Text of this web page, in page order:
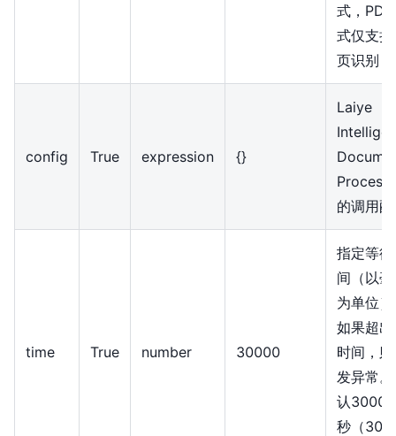
式，PDF
式仅支
页识别
config True expression {}
Laiye
的调用
time True number 30000
指定等
间（以
为单位
如果超
时间，
发异常
认
秒（30